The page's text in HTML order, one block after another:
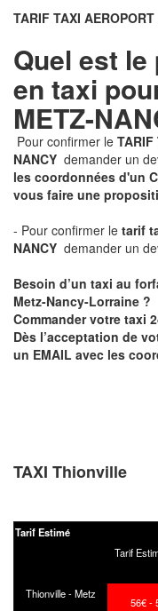
TARIF TAXI
Quel est
en taxi
METZ-
Pour confirmer le TARIF
NANCY demander un
les coordonnées d'un
vous faire une
- Pour confirmer le tarif
NANCY demander un
Besoin d’un taxi au
Metz-Nancy-Lorraine ?
Commander votre taxi
Dès l’acceptation de
un EMAIL avec les
TAXI Thionville
Tarif Estimé
Tarif
Thionville - Metz
56€ -